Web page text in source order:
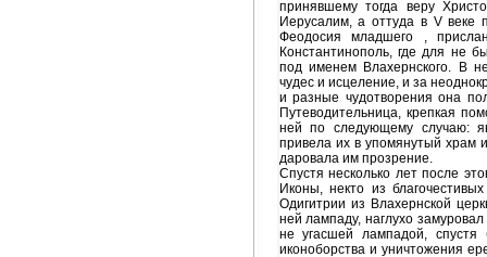
принявшему тогда веру
Иерусалим, а оттуда в Vвеке
Феодосия младшего ,
Константинополь, где для не
под именем Влахернского. В
чудес и исцеление, и за
и разные чудотворения она
Путеводительница, крепкая
ней по следующему случаю:
привела их в упомянутый храм
даровала им прозрение.
Спустя несколько лет после
Иконы, некто из
Одигитрии из Влахернской
ней лампаду, наглухо
не угасшей лампадой,
иконоборства и уничтожения